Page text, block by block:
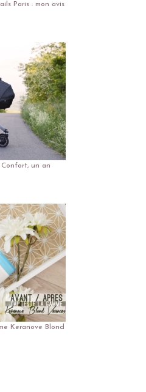
Paris : mon avis
un an
Keranove Blond